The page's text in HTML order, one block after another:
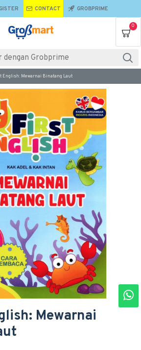
CONTACT GROBPRIME
0
English: Mewarnai Binatang Laut
Mewarnai